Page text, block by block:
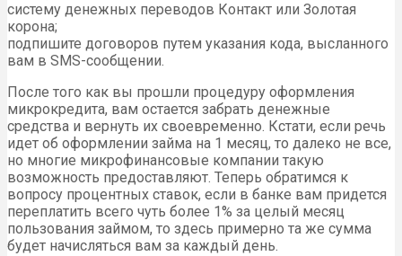
систему денежных переводов Контакт или Золотая
корона;
подпишите договоров путем указания кода, высланного
вам в SMS-сообщении.
После того как вы прошли процедуру оформления
микрокредита, вам остается забрать денежные
средства и вернуть их своевременно. Кстати, если речь
идет об оформлении займа на 1 месяц, то далеко не все,
но многие микрофинансовые компании такую
возможность предоставляют. Теперь обратимся к
вопросу процентных ставок, если в банке вам придется
переплатить всего чуть более 1% за целый месяц
пользования займом, то здесь примерно та же сумма
будет начисляться вам за каждый день.